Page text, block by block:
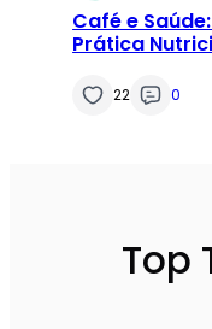
Café e
Prática
22 0
Top